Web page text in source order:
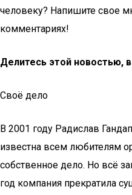
человеку? Напишите свое
комментариях!
Делитесь этой новостью,
Своё дело
В 2001 году Радислав
известна всем любителям
собственное дело. Но всё
год компания прекратила